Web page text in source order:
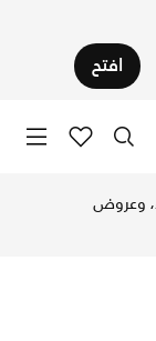
افتح
وعروض